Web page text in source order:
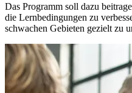
Das Programm soll dazu
die Lernbedingungen zu
schwachen Gebieten gezielt zu